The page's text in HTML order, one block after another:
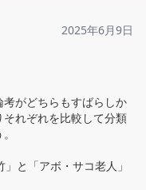
2025年6月9日
がどちらもすばらしか
れぞれを比較して分類
と「アボ・サコ老人」